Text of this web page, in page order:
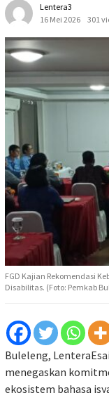
Lentera3
16 Mei 2026
301
FGD Kajian Rekomendasi
Disabilitas. (Foto: Pemkab
Buleleng,
menegaskan
ekosistem bahasa